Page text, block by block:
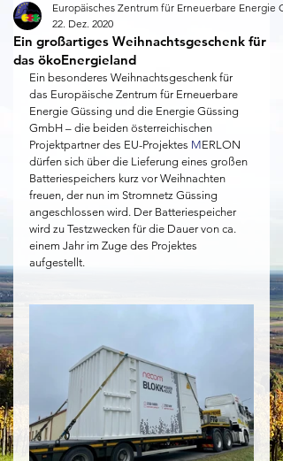
Ein großartiges Weihnachtsgeschenk für
das ökoEnergieland
Europäisches Zentrum für Erneuerbare Energie
22. Dez. 2020
Ein besonderes Weihnachtsgeschenk für
das Europäische Zentrum für Erneuerbare
Energie Güssing und die Energie Güssing
GmbH – die beiden österreichischen
Projektpartner des EU-Projektes MERLON
dürfen sich über die Lieferung eines großen
Batteriespeichers kurz vor Weihnachten
freuen, der nun im Stromnetz Güssing
angeschlossen wird. Der Batteriespeicher
wird zu Testzwecken für die Dauer von ca.
einem Jahr im Zuge des Projektes
aufgestellt.